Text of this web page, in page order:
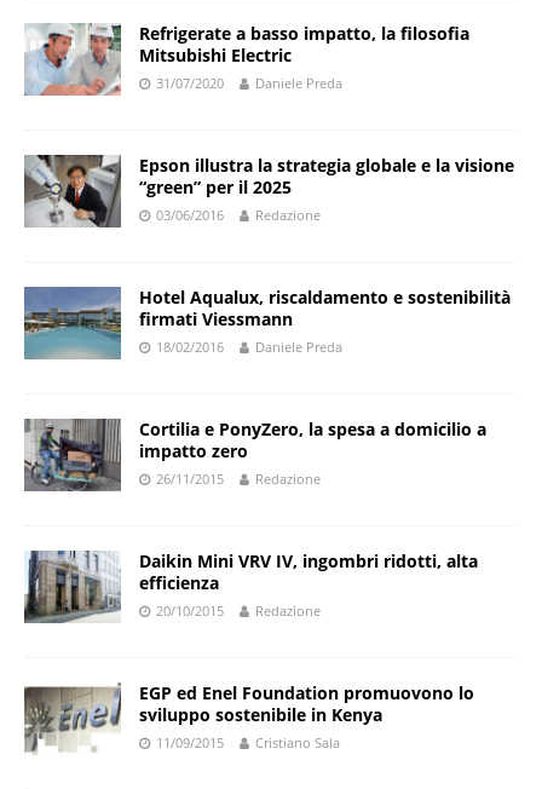
Refrigerate a basso impatto, la filosofia
Mitsubishi Electric
31/07/2020 Daniele Preda
Epson illustra la strategia globale e la visione
“green” per il 2025
03/06/2016 Redazione
Hotel Aqualux, riscaldamento e sostenibilità
firmati Viessmann
18/02/2016 Daniele Preda
Cortilia e PonyZero, la spesa a domicilio a
impatto zero
26/11/2015 Redazione
Daikin Mini VRV IV, ingombri ridotti, alta
efficienza
20/10/2015 Redazione
EGP ed Enel Foundation promuovono lo
sviluppo sostenibile in Kenya
11/09/2015 Cristiano Sala